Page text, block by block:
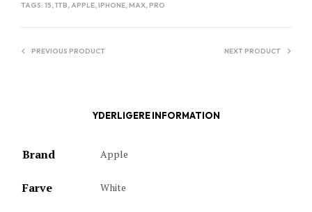
TAGS: 15,1TB,APPLE,IPHONE,MAX,PRO
PREVIOUS PRODUCT NEXT PRODUCT
YDERLIGERE INFORMATION
Brand Apple
Farve White